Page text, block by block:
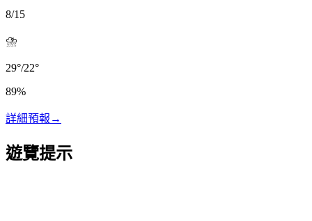
8/15
⛈️
29°/22°
89%
詳細預報 →
遊覽提示